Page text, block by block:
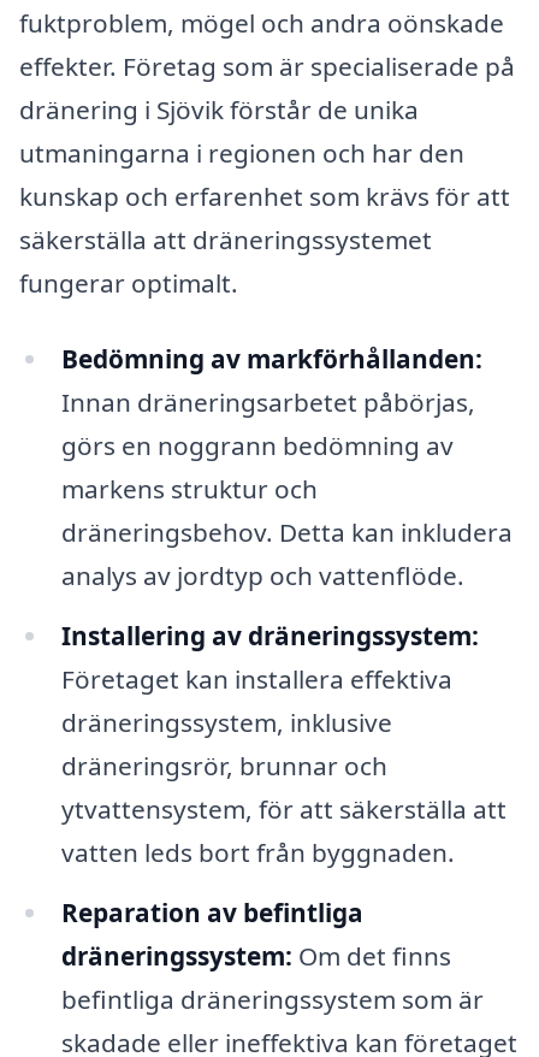
fuktproblem, mögel och andra oönskade
effekter. Företag som är specialiserade på
dränering i Sjövik förstår de unika
utmaningarna i regionen och har den
kunskap och erfarenhet som krävs för att
säkerställa att dräneringssystemet
fungerar optimalt.
Bedömning av markförhållanden:
Innan dräneringsarbetet påbörjas,
görs en noggrann bedömning av
markens struktur och
dräneringsbehov. Detta kan inkludera
analys av jordtyp och vattenflöde.
Installering av dräneringssystem:
Företaget kan installera effektiva
dräneringssystem, inklusive
dräneringsrör, brunnar och
ytvattensystem, för att säkerställa att
vatten leds bort från byggnaden.
Reparation av befintliga
dräneringssystem: Om det finns
befintliga dräneringssystem som är
skadade eller ineffektiva kan företaget